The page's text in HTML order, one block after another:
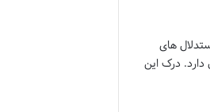
های
درک این